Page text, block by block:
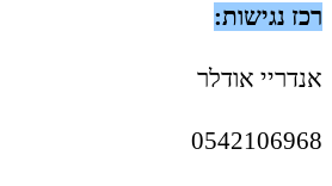
רכז נגישות:
אנדריי אודלר
0542106968